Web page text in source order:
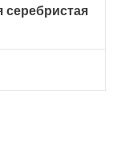
серебристая